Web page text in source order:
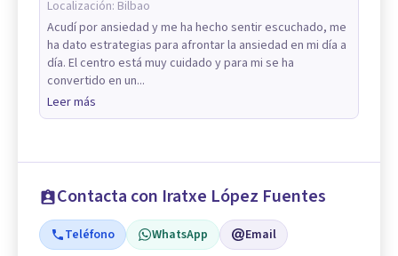
Localización: Bilbao
Acudí por ansiedad y me ha hecho sentir escuchado, me
ha dato estrategias para afrontar la ansiedad en mi día a
día. El centro está muy cuidado y para mi se ha
convertido en un...
Leer más
Contacta con Iratxe López Fuentes
Teléfono WhatsApp Email